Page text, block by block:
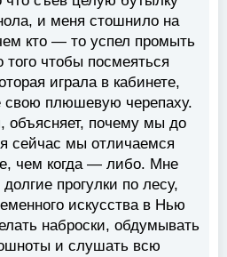
и меня стошнило на
кто — то успел промыть
чтобы посмеяться
играла в кабинете,
плюшевую черепаху.
объясняет, почему мы до
сейчас мы отличаемся
чем когда — либо. Мне
прогулки по лесу,
искусства в Нью
наброски, обдумывать
и слушать всю